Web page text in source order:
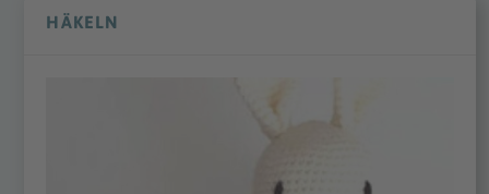
HÄKELN